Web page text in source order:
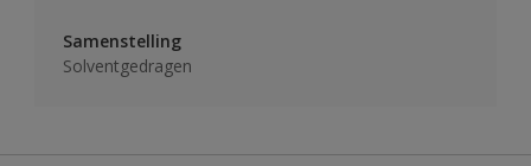
Samenstelling
Solventgedragen